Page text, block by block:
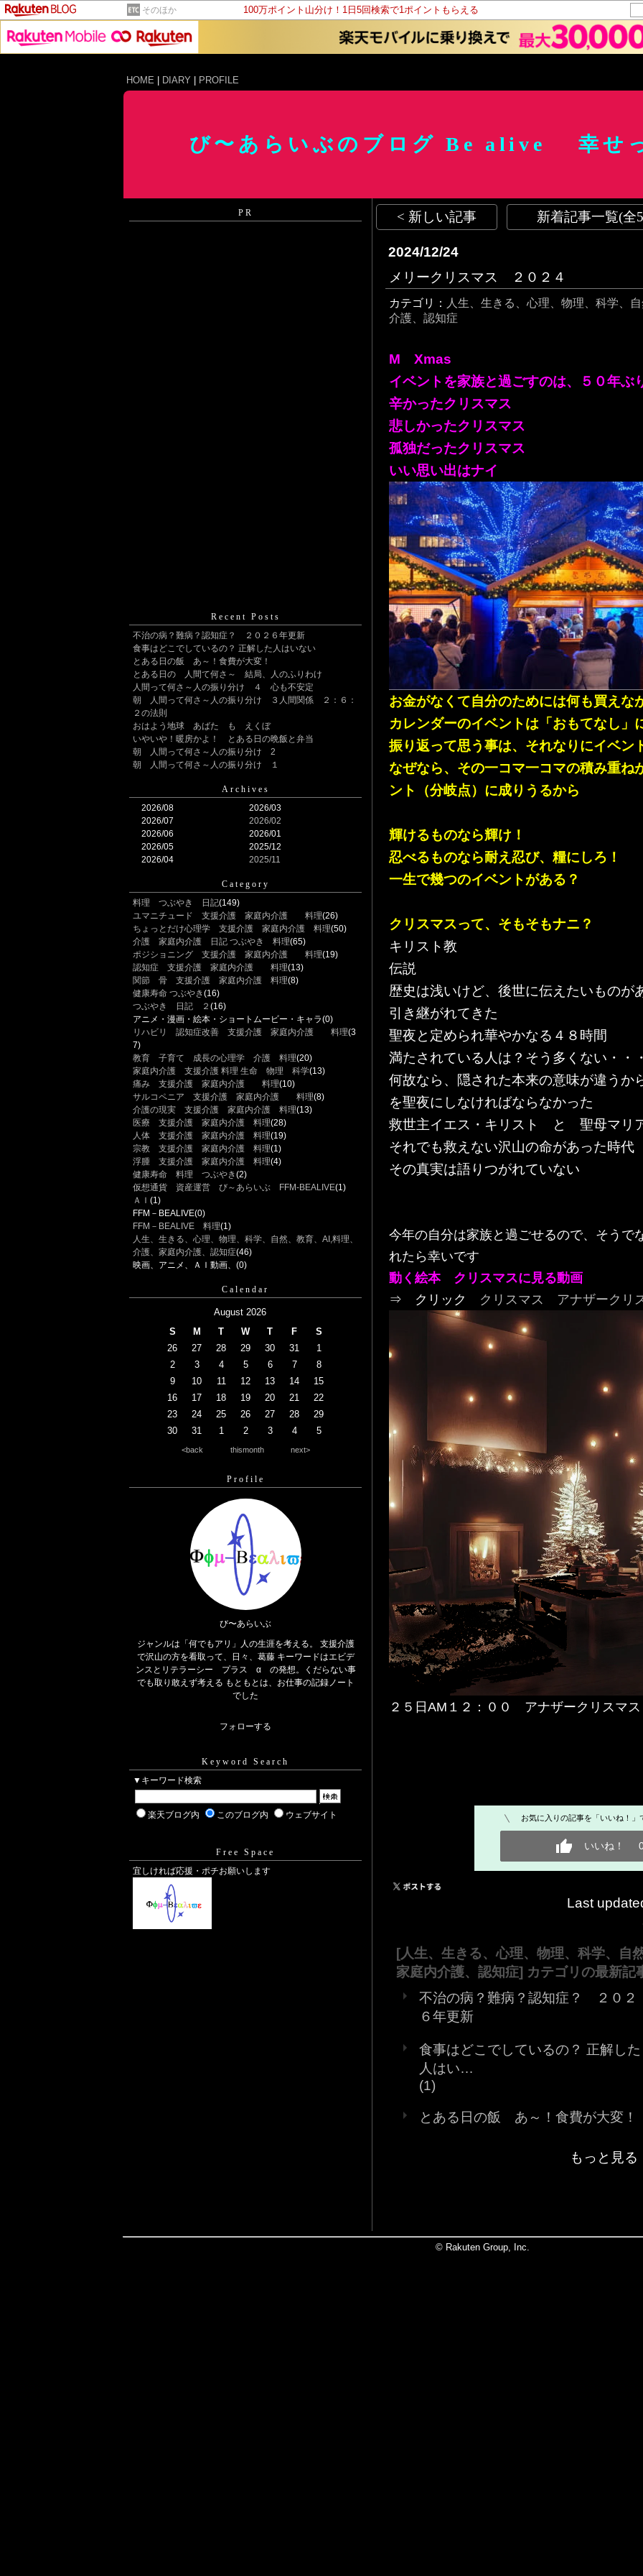
そのほか 100万ポイント山分け！1日5回検索で1ポイントもらえる
HOME DIARY PROFILE
び〜あらいぶのブログ Be alive 幸せ
PR
Recent Posts
不治の病？難病？認知症？ ２０２６年更新
食事はどこでしているの？ 正解した人はいない
とある日の飯 あ～！食費が大変！
とある日の 人間て何さ～ 結局、人のふりわけ
人間って何さ～人の振り分け ４ 心も不安定
朝 人間って何さ～人の振り分け ３人間関係 ２：６：
２の法則
おはよう地球 あばた も えくぼ
いやいや！暖房かよ！ とある日の晩飯と弁当
朝 人間って何さ～人の振り分け 2
朝 人間って何さ～人の振り分け １
Archives
2026/08
2026/07
2026/06
2026/05
2026/04
2026/03
2026/02
2026/01
2025/12
2025/11
Category
料理 つぶやき 日記(149)
ユマニチュード 支援介護 家庭内介護 料理(26)
ちょっとだけ心理学 支援介護 家庭内介護 料理(50)
介護 家庭内介護 日記 つぶやき 料理(65)
ポジショニング 支援介護 家庭内介護 料理(19)
認知症 支援介護 家庭内介護 料理(13)
関節 骨 支援介護 家庭内介護 料理(8)
健康寿命 つぶやき(16)
つぶやき 日記 ２ (16)
アニメ・漫画・絵本・ショートムービー・キャラ(0)
リハビリ 認知症改善 支援介護 家庭内介護 料理(3
7)
教育 子育て 成長の心理学 介護 料理(20)
家庭内介護 支援介護 料理 生命 物理 科学(13)
痛み 支援介護 家庭内介護 料理(10)
サルコペニア 支援介護 家庭内介護 料理(8)
介護の現実 支援介護 家庭内介護 料理(13)
医療 支援介護 家庭内介護 料理(28)
人体 支援介護 家庭内介護 料理(19)
宗教 支援介護 家庭内介護 料理(1)
浮腫 支援介護 家庭内介護 料理(4)
健康寿命 料理 つぶやき(2)
仮想通貨 資産運営 び～あらいぶ FFM-BEALIVE(1)
ＡＩ (1)
FFM－BEALIVE(0)
FFM－BEALIVE 料理(1)
人生、生きる、心理、物理、科学、自然、教育、AI,料理、
介護、家庭内介護、認知症(46)
映画、アニメ、ＡＩ動画、 (0)
Calendar
August 2026
S
M T W T F
S
26
27 28 29 30 31
1
2
3 4 5 6 7
8
9
10 11 12 13 14
15
16
17 18 19 20 21
22
23
24 25 26 27 28
29
30
31 1 2 3 4 5
<back thismonth next>
Profile
び〜あらいぶ
ジャンルは「何でもアリ」人の生涯を考える。 支援介護
で沢山の方を看取って、日々、葛藤 キーワードはエビデ
ンスとリテラーシー プラス α の発想。くだらない事
でも取り敢えず考える もともとは、お仕事の記録ノート
でした
フォローする
Keyword Search
▼キーワード検索
楽天ブログ内 このブログ内 ウェブサイト
Free Space
宜しければ応援・ポチお願いします
< 新しい記事 新着記事一覧(全
2024/12/24
メリークリスマス ２０２４
カテゴリ：
人生、生きる、心理、物理、科学、
介護、認知症
M Xmas
イベントを家族と過ごすのは、５０年ぶ
辛かったクリスマス
悲しかったクリスマス
孤独だったクリスマス
いい思い出はナイ
お金がなくて自分のためには何も買えな
カレンダーのイベントは「おもてなし」
振り返って思う事は、それなりにイベン
なぜなら、その一コマ一コマの積み重ね
ント（分岐点）に成りうるから
輝けるものなら輝け！
忍べるものなら耐え忍び、糧にしろ！
一生で幾つのイベントがある？
クリスマスって、そもそもナニ？​
キリスト教
伝説
歴史は浅いけど、後世に伝えたいものが
引き継がれてきた
聖夜と定められ華やかなる４８時間
満たされている人は？そう多くない・・
何故なら、隠された本来の意味が違うか
を聖夜にしなければならなかった
救世主イエス・キリスト と 聖母マリ
それでも救えない沢山の命があった時代
その真実は語りつがれていない
今年の自分は家族と過ごせるので、そうで
れたら幸いです
​​動く絵本 クリスマスに見る動画 ​
⇒ クリック ​ クリスマス アナザークリ
２５日AM１２：００ アナザークリスマ
お気に入りの記事を「いいね！」
いいね！
Last
[人生、生きる、心理、物理、科学、自
家庭内介護、認知症] カテゴリの最新記
不治の病？難病？認知症？ ２０２
６年更新
食事はどこでしているの？ 正解した
人はい…
(1)
とある日の飯 あ～！食費が大変！
もっと見る
© Rakuten Group, Inc.